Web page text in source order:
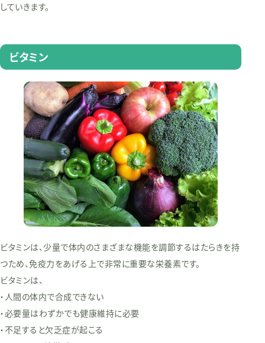
していきます。
ビタミン
ビタミンは、少量で体内のさまざまな機能を調節するはたらきを持
つため、免疫力をあげる上で非常に重要な栄養素です。
ビタミンは、
・人間の体内で合成できない
・必要量はわずかでも健康維持に必要
・不足すると欠乏症が起こる